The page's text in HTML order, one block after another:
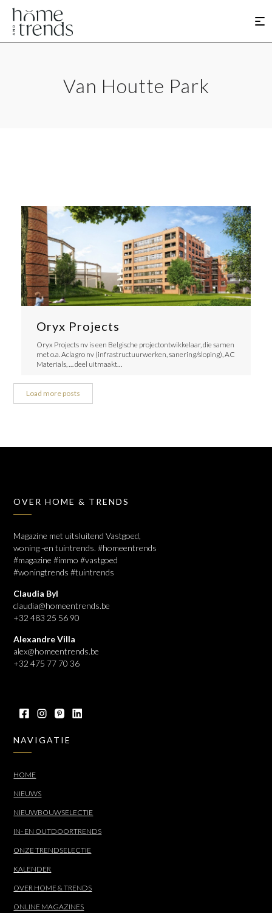
Van Houtte Park
Oryx Projects
Oryx Projects nv is een Belgische projectontwikkelaar, die samen
met o.a. Aclagro nv (infrastructuurwerken, sanering/sloping), AC
Materials, … deel uitmaakt…
Load more posts
OVER HOME & TRENDS
Magazine met uitsluitend Vastgoed,
woning -en tuintrends. #homeentrends
#magazine #immo #vastgoed
#woningtrends #tuintrends
Claudia Byl
claudia@homeentrends.be
+32 483 25 56 90
Alexandre Villa
alex@homeentrends.be
+32 475 77 70 36
NAVIGATIE
HOME
NIEUWS
NIEUWBOUWSELECTIE
IN- EN OUTDOORTRENDS
ONZE TRENDSELECTIE
KALENDER
OVER HOME & TRENDS
ONLINE MAGAZINES